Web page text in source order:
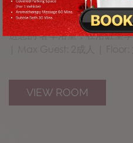
宽敞明亮，带落地到天花板
客厅和饭厅提供舒适的工作
进您的 奢华浴室，在浴缸里享受豪华浸
VIEW ROOM